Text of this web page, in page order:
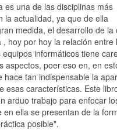
es una de las disciplinas más
la actualidad, ya que de ella
medida, el desarrollo de la
, hoy por hoy la relación entre
equipos informáticos tiene
aspectos, poer eso en, en
hace tan indispensable la
esas características. Este
arduo trabajo para enfocar
en ella se presentan de la
posible".